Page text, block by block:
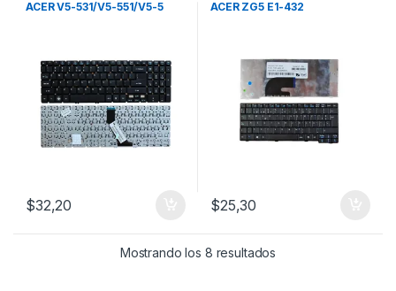
ACER V5-531/V5-551/V5-5
$32,20
ACER ZG5 E1-432
$25,30
Mostrando los 8 resultados